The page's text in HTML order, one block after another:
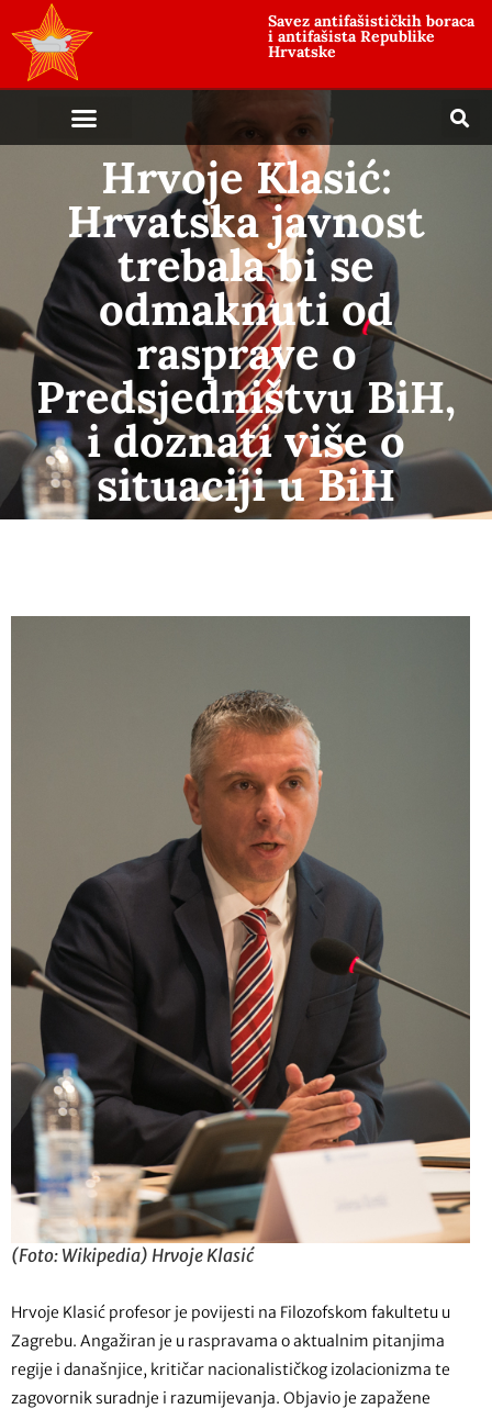
Savez antifašističkih boraca
i antifašista Republike
Hrvatske
Hrvoje Klasić:
Hrvatska javnost
trebala bi se
odmaknuti od
rasprave o
Predsjedništvu BiH,
i doznati više o
situaciji u BiH
(Foto: Wikipedia) Hrvoje Klasić
Hrvoje Klasić profesor je povijesti na Filozofskom fakultetu u
Zagrebu. Angažiran je u raspravama o aktualnim pitanjima
regije i današnjice, kritičar nacionalističkog izolacionizma te
zagovornik suradnje i razumijevanja. Objavio je zapažene